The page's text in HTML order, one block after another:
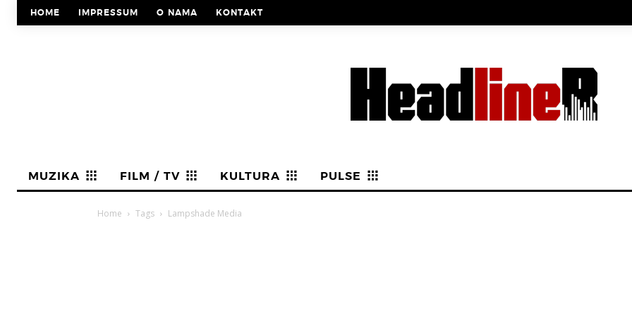
HOME IMPRESSUM O NAMA KONTAKT
MUZIKA FILM / TV KULTURA PULSE
Home Tags Lampshade Media